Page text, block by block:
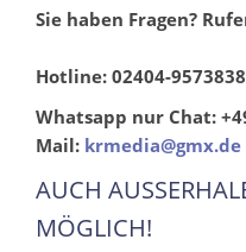
Sie haben Fragen?
Hotline: 02404-9573838
Whatsapp nur Chat:
Mail: krmedia@gmx.de
AUCH
MÖGLICH!